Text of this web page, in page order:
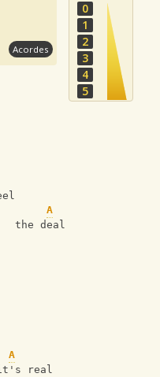
Acordes
0
1
2
3
4
5
A
the deal
A
it's real